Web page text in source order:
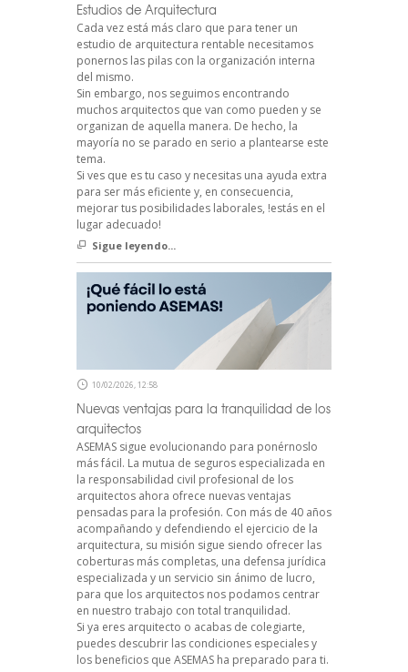
Estudios de Arquitectura
Cada vez está más claro que para tener un
estudio de arquitectura rentable necesitamos
ponernos las pilas con la organización interna
del mismo.
Sin embargo, nos seguimos encontrando
muchos arquitectos que van como pueden y se
organizan de aquella manera. De hecho, la
mayoría no se parado en serio a plantearse este
tema.
Si ves que es tu caso y necesitas una ayuda extra
para ser más eficiente y, en consecuencia,
mejorar tus posibilidades laborales, !estás en el
lugar adecuado!
Sigue leyendo...
10/02/2026, 12:58
Nuevas ventajas para la tranquilidad de los
arquitectos
ASEMAS sigue evolucionando para ponérnoslo
más fácil. La mutua de seguros especializada en
la responsabilidad civil profesional de los
arquitectos ahora ofrece nuevas ventajas
pensadas para la profesión. Con más de 40 años
acompañando y defendiendo el ejercicio de la
arquitectura, su misión sigue siendo ofrecer las
coberturas más completas, una defensa jurídica
especializada y un servicio sin ánimo de lucro,
para que los arquitectos nos podamos centrar
en nuestro trabajo con total tranquilidad.
Si ya eres arquitecto o acabas de colegiarte,
puedes descubrir las condiciones especiales y
los beneficios que ASEMAS ha preparado para ti.